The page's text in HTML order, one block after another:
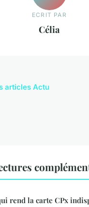
ECRIT PAR
Célia
articles Actu
rend la carte CPx